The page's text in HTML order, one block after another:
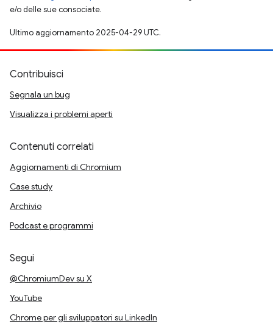
e/o delle sue consociate.
Ultimo aggiornamento 2025-04-29 UTC.
Contribuisci
Segnala un bug
Visualizza i problemi aperti
Contenuti correlati
Aggiornamenti di Chromium
Case study
Archivio
Podcast e programmi
Segui
@ChromiumDev su X
YouTube
Chrome per gli sviluppatori su LinkedIn